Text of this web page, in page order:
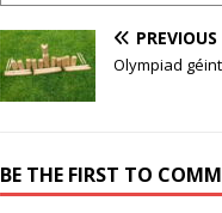
PREVIOUS
Olympiad
BE THE FIRST TO